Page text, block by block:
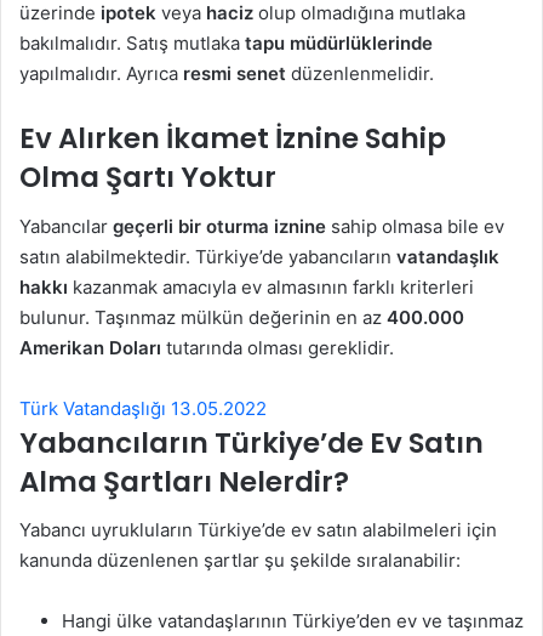
üzerinde ipotek veya haciz olup olmadığına mutlaka
bakılmalıdır. Satış mutlaka tapu müdürlüklerinde
yapılmalıdır. Ayrıca resmi senet düzenlenmelidir.
Ev Alırken İkamet İznine Sahip
Olma Şartı Yoktur
Yabancılar geçerli bir oturma iznine sahip olmasa bile ev
satın alabilmektedir. Türkiye’de yabancıların vatandaşlık
hakkı kazanmak amacıyla ev almasının farklı kriterleri
bulunur. Taşınmaz mülkün değerinin en az 400.000
Amerikan Doları tutarında olması gereklidir.
Türk Vatandaşlığı 13.05.2022
Yabancıların Türkiye’de Ev Satın
Alma Şartları Nelerdir?
Yabancı uyrukluların Türkiye’de ev satın alabilmeleri için
kanunda düzenlenen şartlar şu şekilde sıralanabilir:
Hangi ülke vatandaşlarının Türkiye’den ev ve taşınmaz